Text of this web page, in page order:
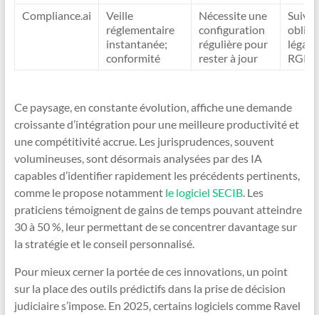
Compliance.ai
Veille
réglementaire
instantanée;
conformité
Nécessite une
configuration
régulière pour
rester à jour
Suivi
Ce paysage, en constante évolution, affiche une demande
croissante d’intégration pour une meilleure productivité et
une compétitivité accrue. Les jurisprudences, souvent
volumineuses, sont désormais analysées par des IA
capables d’identifier rapidement les précédents pertinents,
comme le propose notamment le logiciel SECIB. Les
praticiens témoignent de gains de temps pouvant atteindre
30 à 50 %, leur permettant de se concentrer davantage sur
la stratégie et le conseil personnalisé.
Pour mieux cerner la portée de ces innovations, un point
sur la place des outils prédictifs dans la prise de décision
judiciaire s’impose. En 2025, certains logiciels comme Ravel